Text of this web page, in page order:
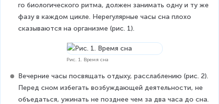
го био­ло­ги­че­ско­го ритма, дол­жен зани­мать одну и ту же
фазу в каж­дом цикле. Нере­гу­ляр­ные часы сна плохо
сказываются на организме (рис. 1).
Рис. 1. Время сна
Ве­чер­ние часы посвящать отдыху, расслаблению (рис. 2).
Перед сном избегать воз­буждающей де­я­тель­но­сти, не
объедаться, ужинать не позднее чем за два часа до сна.